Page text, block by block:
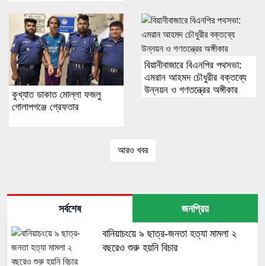
কুখ্যাত ডাকাত মোল্লা ফজলু
গোলাপগঞ্জে গ্রেফতার
বিয়ানীবাজারে বিএনপির পথসভা:
এমরান আহমদ চৌধুরীর বক্তব্যে
উন্নয়ন ও গণতন্ত্রের অঙ্গীকার
আরও খবর
সর্বশেষ জনপ্রিয়
বানিয়াচংয়ে ৯ ছাত্র-জনতা হত্যা মামলা ২
বছরেও শুরু হয়নি বিচার